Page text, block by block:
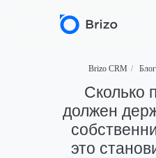
Brizo CRM /
Сколько
должен
это